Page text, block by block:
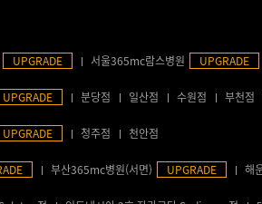
UPGRADE 서울365mc람스병원 UPGRADE
UPGRADE 분당점 일산점 수원점 부천점
UPGRADE 청주점 천안점
부산365mc병원(서면) UPGRADE 해